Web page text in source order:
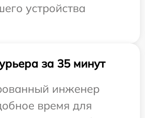
устройства
за 35 минут
инженер
время для